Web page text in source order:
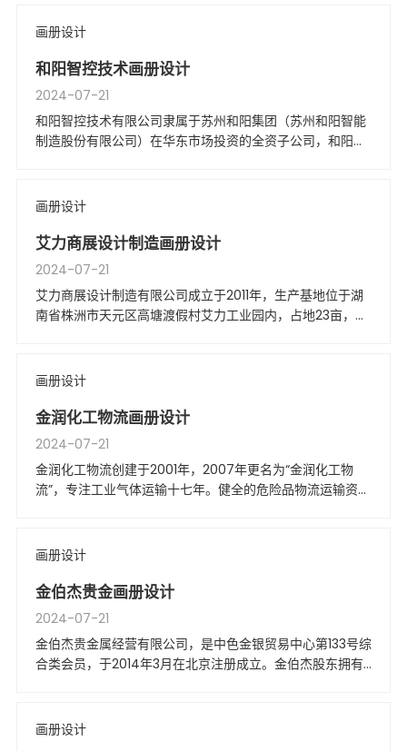
画册设计
和阳智控技术画册设计
2024-07-21
和阳智控技术有限公司隶属于苏州和阳集团（苏州和阳智能
制造股份有限公司）在华东市场投资的全资子公司，和阳集
画册设计
艾力商展设计制造画册设计
2024-07-21
艾力商展设计制造有限公司成立于2011年，生产基地位于湖
南省株洲市天元区高塘渡假村艾力工业园内，占地23亩，拥
平均产值高达3000套，
画册设计
金润化工物流画册设计
2024-07-21
金润化工物流创建于2001年，2007年更名为“金润化工物
流”，专注工业气体运输十七年。健全的危险品物流运输资
画册设计
金伯杰贵金画册设计
2024-07-21
金伯杰贵金属经营有限公司，是中色金银贸易中心第133号综
合类会员，于2014年3月在北京注册成立。金伯杰股东拥有
画册设计